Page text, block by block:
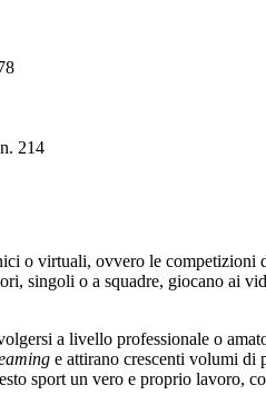
214
o virtuali, ovvero le competizioni
singoli o a squadre, giocano ai
a livello professionale o
e attirano crescenti volumi di
sport un vero e proprio lavoro,